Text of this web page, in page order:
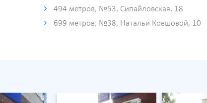
494 метров, №53, Сипайловская, 18
699 метров, №38, Натальи Ковшовой, 10